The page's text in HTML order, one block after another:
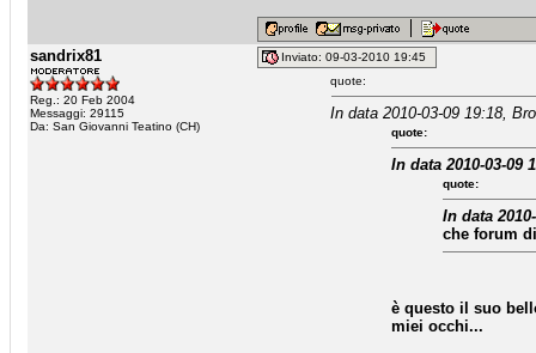
sandrix81
Reg.: 20 Feb 2004
Messaggi: 29115
Da: San Giovanni Teatino (CH)
Inviato: 09-03-2010 19:45
quote:
In data 2010-03-09 19:18,
quote:
In data 2010-03-09
quote:
In data
che forum
è questo il suo
miei occhi...